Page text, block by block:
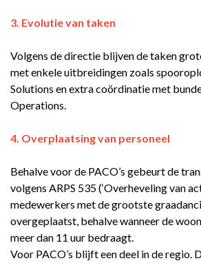
3. Evolutie van taken
Volgens de directie blijven de taken
met enkele uitbreidingen zoals
Solutions en extra coördinatie met
Operations.
4. Overplaatsing van personeel
Behalve voor de PACO’s gebeurt de
volgens ARPS 535 (‘Overheveling van
medewerkers met de grootste
overgeplaatst, behalve wanneer de
meer dan 11 uur bedraagt.
Voor PACO’s blijft een deel in de regio.